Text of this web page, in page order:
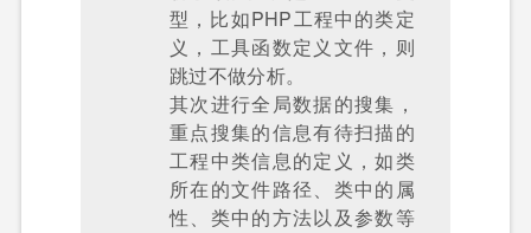
型，比如PHP工程中的类定
义，工具函数定义文件，则
跳过不做分析。
其次进行全局数据的搜集，
重点搜集的信息有待扫描的
工程中类信息的定义，如类
所在的文件路径、类中的属
性、类中的方法以及参数等